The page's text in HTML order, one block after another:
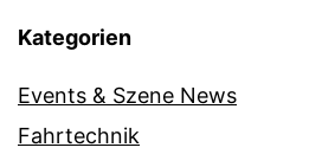
Kategorien
Events & Szene News
Fahrtechnik